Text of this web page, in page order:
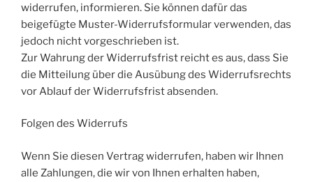
widerrufen, informieren. Sie können dafür das
beigefügte Muster-Widerrufsformular verwenden, das
jedoch nicht vorgeschrieben ist.
Zur Wahrung der Widerrufsfrist reicht es aus, dass Sie
die Mitteilung über die Ausübung des Widerrufsrechts
vor Ablauf der Widerrufsfrist absenden.
Folgen des Widerrufs
Wenn Sie diesen Vertrag widerrufen, haben wir Ihnen
alle Zahlungen, die wir von Ihnen erhalten haben,